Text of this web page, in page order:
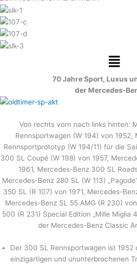
Menü
70 Jahre Sport, Luxus
der Mercedes-
Von rechts vorn nach links hinten:
Rennsportwagen (W 194) von 1952,
Rennsportprototyp (W 194/11) für die
300 SL Coupé (W 198) von 1957,
1961, Mercedes-Benz 300 SL
Mercedes-Benz 280 SL (W 113)
350 SL (R 107) von 1971, Mercedes-
Mercedes-Benz SL 55 AMG (R 230)
500 (R 231) Special Edition „Mille Miglia
der Mercedes-Benz Classic
Der 300 SL Rennsportwagen ist 1952
einzigartigen und ununterbrochenen